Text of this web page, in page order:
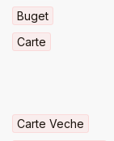
Buget
Carte
Carte Veche